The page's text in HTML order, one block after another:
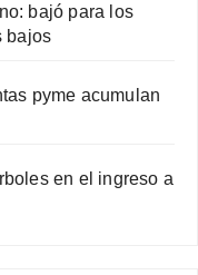
bajó para los
bajos
pyme acumulan
en el ingreso a